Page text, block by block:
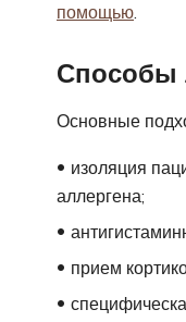
помощью.
Способы
Основные
изоляция
аллергена;
прием